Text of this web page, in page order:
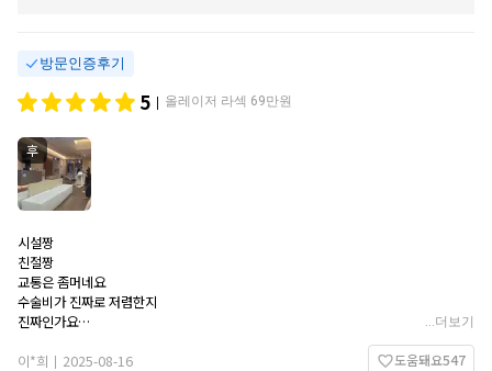
소중한 후기 남겨주셔서 감사합니다.
방문인증후기
5 올레이저 라섹 69만원
후
시설짱
친절짱
교통은 좀머네요
수술비가 진짜로 저렴한지
진짜인가요
...더보기
이*희 2025-08-16 도움돼요547